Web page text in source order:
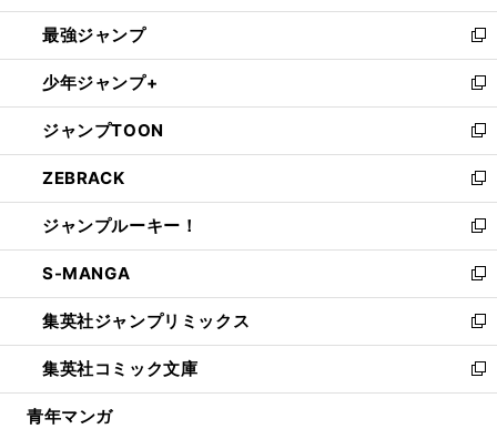
ン
ド
ウ
で
開
く
ウ
ィ
ン
ド
ウ
で
開
く
し
い
ウ
ィ
ン
ド
ウ
で
開
く
最強ジャンプ
新
し
い
ウ
ィ
ン
ド
ウ
で
開
く
少年ジャンプ+
新
し
い
ウ
ィ
ン
ド
ウ
で
開
く
ジャンプTOON
新
し
い
ウ
ィ
ン
ド
ウ
で
開
く
ZEBRACK
新
し
い
ウ
ィ
ン
ド
ウ
で
開
ジャンプルーキー！
新
し
い
ウ
ィ
ン
ド
ウ
S-MANGA
新
し
い
ウ
ィ
ン
集英社ジャンプリミックス
新
し
い
ウ
集英社コミック文庫
新
し
青年マンガ